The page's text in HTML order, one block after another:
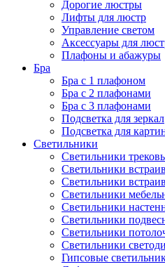
Дорогие люстры
Лифты для люстр
Управление светом
Аксессуары для
Плафоны и абажуры
Бра
Бра с 1 плафоном
Бра с 2 плафонами
Бра с 3 плафонами
Подсветка для зеркал
Подсветка для
Светильники
Светильники
Светильники
Светильники
Светильники
Светильники
Светильники
Светильники
Светильники
Гипсовые